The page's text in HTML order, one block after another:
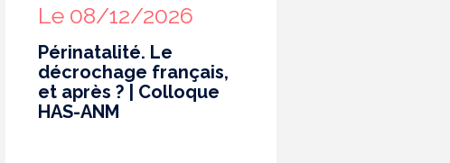
Le 08/12/2026
Périnatalité. Le
décrochage français,
et après ? | Colloque
HAS-ANM